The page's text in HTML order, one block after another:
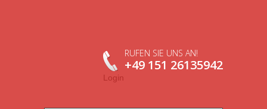
RUFEN SIE UNS AN!
+49 151 26135942
Login